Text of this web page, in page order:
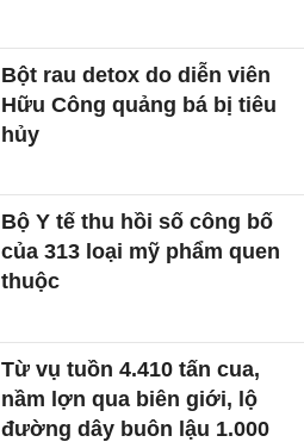
Bột rau detox do diễn viên
Hữu Công quảng bá bị tiêu
hủy
Bộ Y tế thu hồi số công bố
của 313 loại mỹ phẩm quen
thuộc
Từ vụ tuồn 4.410 tấn cua,
nầm lợn qua biên giới, lộ
đường dây buôn lậu 1.000